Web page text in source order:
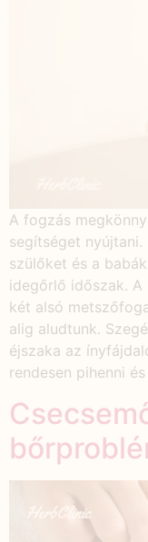
A fogzás
segítséget
szülőket és a
idegőrlő időszak.
két alsó
alig aludtunk.
éjszaka az
rendesen pihenni